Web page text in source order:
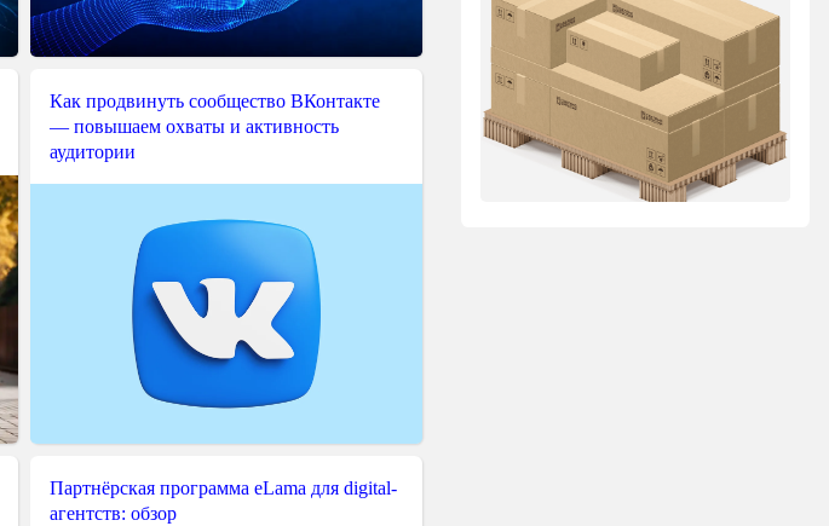
Как продвинуть сообщество ВКонтакте
— повышаем охваты и активность
аудитории
Партнёрская программа eLama для digital-
агентств: обзор